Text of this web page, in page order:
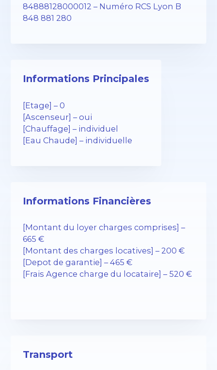
84888128000012 – Numéro RCS Lyon B
848 881 280
Informations Principales
[Etage] – 0
[Ascenseur] – oui
[Chauffage] – individuel
[Eau Chaude] – individuelle
Informations Financières
[Montant du loyer charges comprises] –
665 €
[Montant des charges locatives] – 200 €
[Depot de garantie] – 465 €
[Frais Agence charge du locataire] – 520 €
Transport